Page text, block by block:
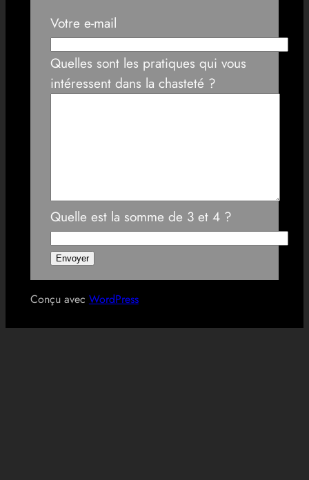
Votre e-mail
Quelles sont les pratiques qui vous
intéressent dans la chasteté ?
Quelle est la somme de 3 et 4 ?
Conçu avec WordPress